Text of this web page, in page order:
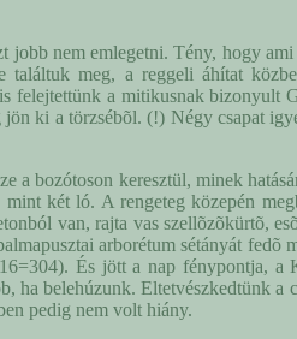
nem emlegetni. Tény, hogy
meg, a reggeli áhítat
felejtettünk a mitikusnak bizonyult
ki a törzsébõl. (!) Négy csapat
a bozótoson keresztül, minek
két ló. A rengeteg közepén
van, rajta vas szellõzõkürtõ,
arborétum sétányát fedõ
És jött a nap fénypontja, a
ha belehúzunk. Eltetvészkedtünk a
pedig nem volt hiány.